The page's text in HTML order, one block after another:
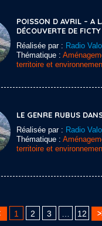
POISSON D AVRIL – A
DÉCOUVERTE DE FICTY
Réalisée par : Radio
Thématique :
territoire et
LE GENRE RUBUS
Réalisée par : Radio
Thématique :
territoire et
1 2 3 12